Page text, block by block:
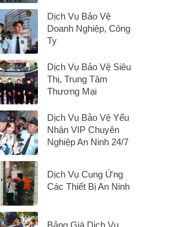
Dịch Vụ Bảo Vệ
Doanh Nghiệp, Công
Ty
Dịch Vụ Bảo Vệ Siêu
Thị, Trung Tâm
Thương Mại
Dịch Vụ Bảo Vệ Yếu
Nhân VIP Chuyên
Nghiệp An Ninh 24/7
Dịch Vụ Cung Ứng
Các Thiết Bị An Ninh
Bảng Giá Dịch Vụ